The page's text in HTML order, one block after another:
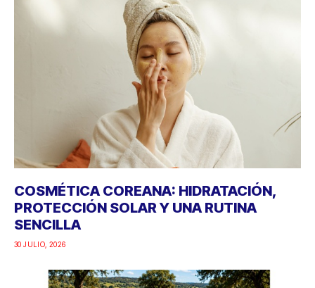
COSMÉTICA COREANA: HIDRATACIÓN,
PROTECCIÓN SOLAR Y UNA RUTINA
SENCILLA
30 JULIO, 2026